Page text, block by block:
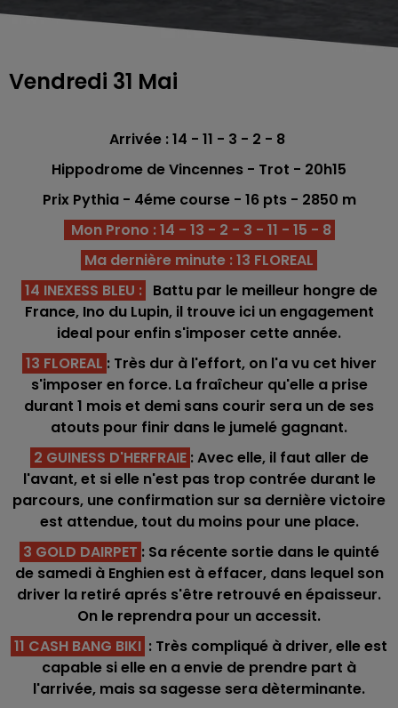
Vendredi 31 Mai
Arrivée : 14 - 11 - 3 - 2 - 8
Hippodrome de Vincennes - Trot - 20h15
Prix Pythia - 4éme course - 16 pts - 2850 m
Mon Prono : 14 - 13 - 2 - 3 - 11 - 15 - 8
Ma dernière minute : 13 FLOREAL
14 INEXESS BLEU : Battu par le meilleur hongre de
France, Ino du Lupin, il trouve ici un engagement
ideal pour enfin s'imposer cette année.
13 FLOREAL : Très dur à l'effort, on l'a vu cet hiver
s'imposer en force. La fraîcheur qu'elle a prise
durant 1 mois et demi sans courir sera un de ses
atouts pour finir dans le jumelé gagnant.
2 GUINESS D'HERFRAIE : Avec elle, il faut aller de
l'avant, et si elle n'est pas trop contrée durant le
parcours, une confirmation sur sa dernière victoire
est attendue, tout du moins pour une place.
3 GOLD DAIRPET : Sa récente sortie dans le quinté
de samedi à Enghien est à effacer, dans lequel son
driver la retiré aprés s'être retrouvé en épaisseur.
On le reprendra pour un accessit.
11 CASH BANG BIKI : Très compliqué à driver, elle est
capable si elle en a envie de prendre part à
l'arrivée, mais sa sagesse sera dèterminante.